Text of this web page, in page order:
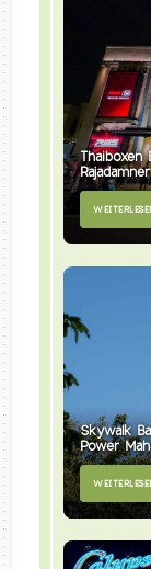
Thaiboxen
Skywalk
Power